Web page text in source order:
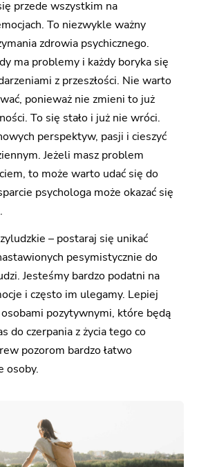
przede wszystkim na
To niezwykle ważny
zdrowia psychicznego.
ma problemy i każdy boryka się
z przeszłości. Nie warto
ponieważ nie zmieni to już
To się stało i już nie wróci.
perspektyw, pasji i cieszyć
Jeżeli masz problem
to może warto udać się do
psychologa może okazać się
– postaraj się unikać
pesymistycznie do
Jesteśmy bardzo podatni na
i często im ulegamy. Lepiej
osobami pozytywnymi, które będą
do czerpania z życia tego co
pozorom bardzo łatwo
osoby.